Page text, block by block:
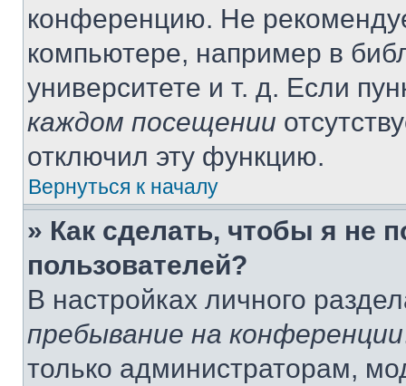
конференцию. Не
компьютере, например в
университете и т. д. Если
каждом посещении
отключил эту функцию.
Вернуться к началу
» Как сделать, чтобы я не
пользователей?
В настройках личного
пребывание на конференции
только администраторам,